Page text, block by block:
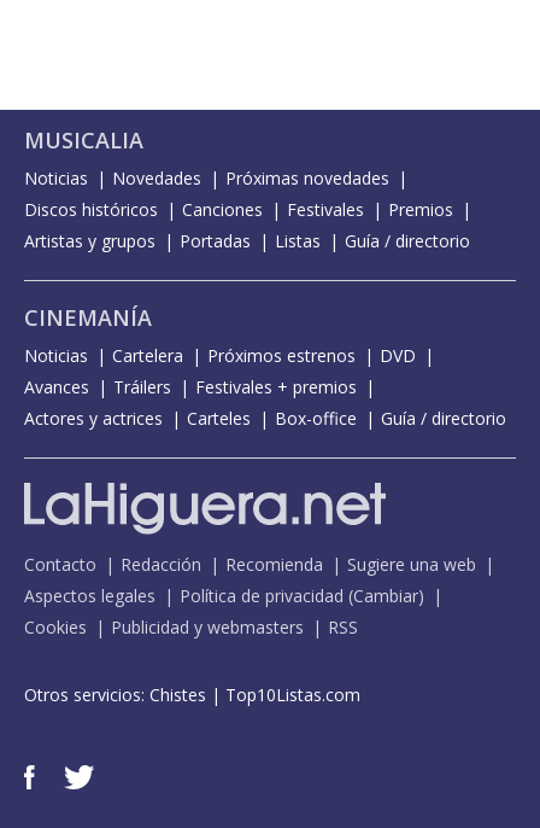
MUSICALIA
Noticias Novedades
Próximas novedades
Discos históricos
Canciones Festivales
Premios
Artistas y grupos
Portadas Listas Guía / directorio
CINEMANÍA
Noticias Cartelera Próximos estrenos
DVD
Avances
Tráilers
Festivales + premios
Actores y actrices
Carteles Box-office Guía / directorio
Contacto Redacción Recomienda
Sugiere una web
Aspectos legales
Política de privacidad (Cambiar)
Cookies
Publicidad y webmasters RSS
Otros servicios: Chistes | Top10Listas.com